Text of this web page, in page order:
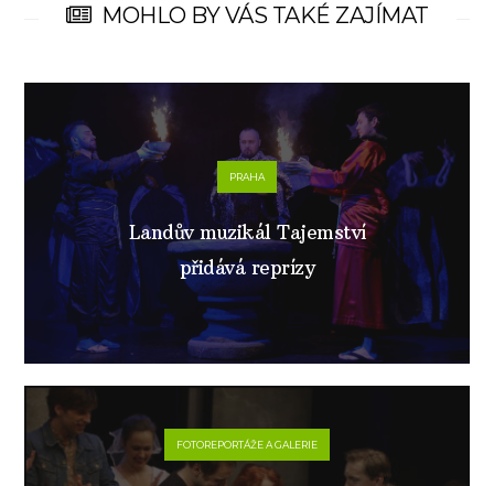
MOHLO BY VÁS TAKÉ ZAJÍMAT
PRAHA
Landův muzikál Tajemství
přidává reprízy
FOTOREPORTÁŽE A GALERIE